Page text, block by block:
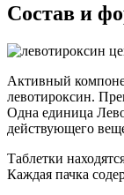
Состав и
Активный
левотироксин.
Одна единица
действующего
Таблетки
Каждая пачка